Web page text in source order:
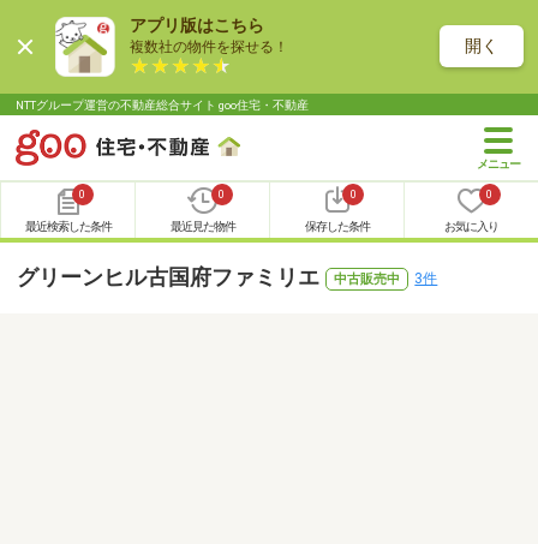
アプリ版はこちら
複数社の物件を探せる！ 開く
NTTグループ運営の不動産総合サイト goo住宅・不動産
0
最近検索した条件
0
最近見た物件
0
保存した条件
0
お気に入り
グリーンヒル古国府ファミリエ 中古販売中 3件